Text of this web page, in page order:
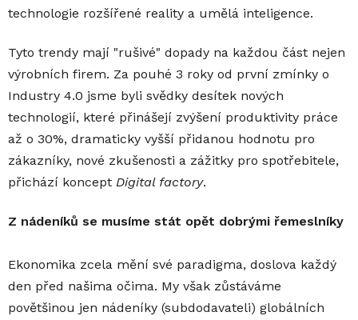
technologie rozšířené reality a umělá inteligence.
Tyto trendy mají "rušivé" dopady na každou část nejen
výrobních firem. Za pouhé 3 roky od první zmínky o
Industry 4.0 jsme byli svědky desítek nových
technologií, které přinášejí zvýšení produktivity práce
až o 30%, dramaticky vyšší přidanou hodnotu pro
zákazníky, nové zkušenosti a zážitky pro spotřebitele,
přichází koncept Digital factory.
Z nádeníků se musíme stát opět dobrými řemeslníky
Ekonomika zcela mění své paradigma, doslova každý
den před našima očima. My však zůstáváme
povětšinou jen nádeníky (subdodavateli) globálních